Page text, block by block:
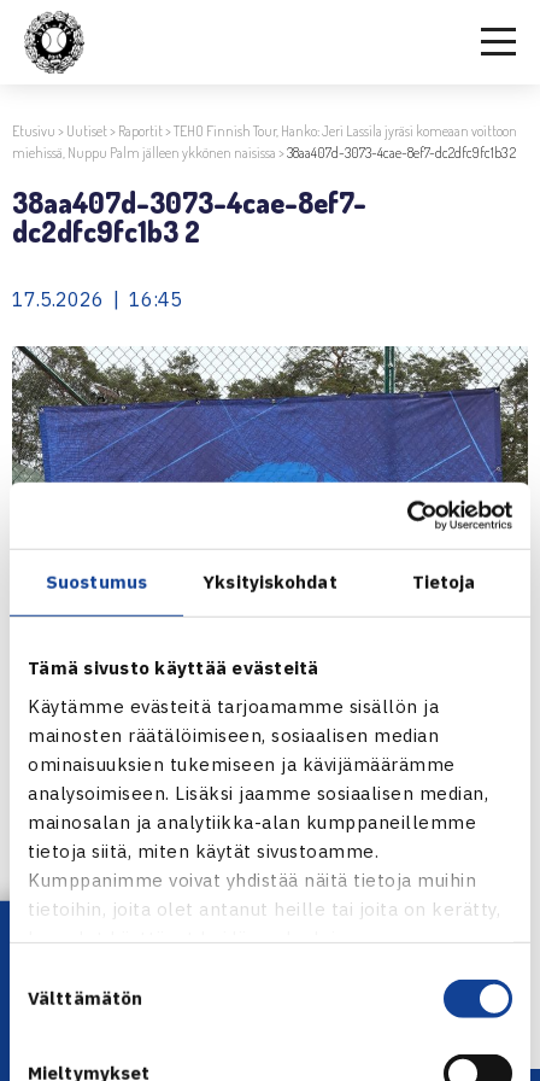
Suostumus Yksityiskohdat Tietoja
Tämä sivusto käyttää evästeitä
Käytämme evästeitä tarjoamamme sisällön ja
mainosten räätälöimiseen, sosiaalisen median
ominaisuuksien tukemiseen ja kävijämäärämme
analysoimiseen. Lisäksi jaamme sosiaalisen median,
mainosalan ja analytiikka-alan kumppaneillemme
tietoja siitä, miten käytät sivustoamme.
Kumppanimme voivat yhdistää näitä tietoja muihin
tietoihin, joita olet antanut heille tai joita on kerätty,
kun olet käyttänyt heidän palvelujaan.
valinta
Välttämätön
Mieltymykset
Etusivu > Uutiset> Raportit>TEHO Finnish Tour, Hanko: Jeri Lassila jyräsi komeaan voittoon
miehissä, Nuppu Palm jälleen ykkönen naisissa >38aa407d-3073-4cae-8ef7-dc2dfc9fc1b3 2
38aa407d-3073-4cae-8ef7-
dc2dfc9fc1b3 2
17.5.2026 | 16:45
Jaa:
Lataa OmaTennis!